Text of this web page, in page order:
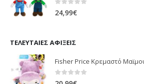
0 out of 5
24,99€
ΤΕΛΕΥΤΑΊΕΣ ΑΦΊΞΕΙΣ
0 out of 5